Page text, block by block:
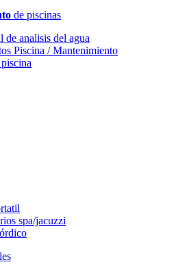
de piscinas
de analisis del agua
Piscina / Mantenimiento
spa/jacuzzi